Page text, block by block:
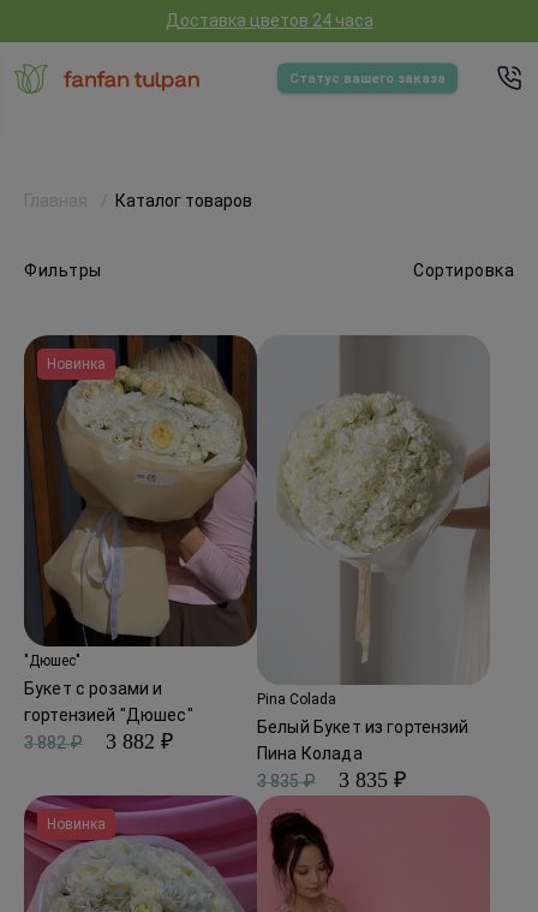
Доставка цветов 24 часа
Статус вашего заказа
Фильтры Сортировка
Главная Каталог товаров
Новинка
"Дюшес"
Букет с розами и
гортензией "Дюшес"
3 882 ₽
3 882 ₽
Pina Colada
Белый Букет из гортензий
Пина Колада
3 835 ₽
3 835 ₽
Новинка